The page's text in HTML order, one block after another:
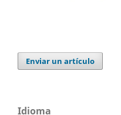
Enviar un artículo
Idioma